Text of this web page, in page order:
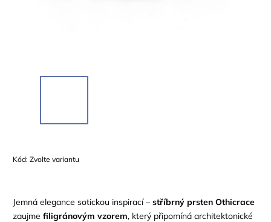
Kód: Zvolte variantu
Jemná elegance sotickou inspirací – stříbrný prsten Othicrace
zaujme filigránovým vzorem, který připomíná architektonické